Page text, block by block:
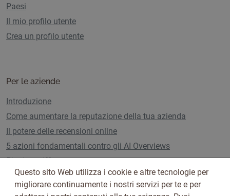
Paesi
Il mio profilo utente
Crea un profilo utente
Per le aziende
Introduzione
Come aumentare la reputazione della tua azienda
Il potere delle recensioni online
5 azioni fondamentali contro gli AI Overviews
Piani e tariffe
Questo sito Web utilizza i cookie e altre tecnologie per
migliorare continuamente i nostri servizi per te e per